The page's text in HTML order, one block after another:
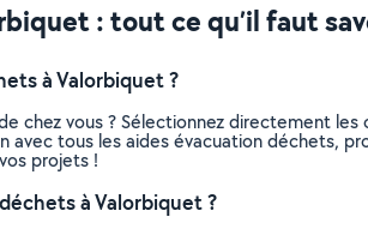
: tout ce qu’il faut
à Valorbiquet ?
chez vous ? Sélectionnez directement
avec tous les aides évacuation déchets,
projets !
à Valorbiquet ?